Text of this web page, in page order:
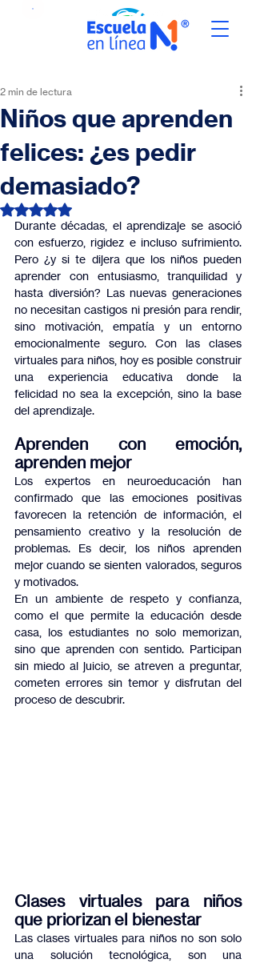
Niños que aprenden
felices: ¿es pedir
demasiado?
2 min de lectura
Obtuvo NaN de 5 estrellas.
Durante décadas, el aprendizaje se asoció
con esfuerzo, rigidez e incluso sufrimiento.
Pero ¿y si te dijera que los niños pueden
aprender con entusiasmo, tranquilidad y
hasta diversión? Las nuevas generaciones
no necesitan castigos ni presión para rendir,
sino motivación, empatía y un entorno
emocionalmente seguro. Con las clases
virtuales para niños, hoy es posible construir
una experiencia educativa donde la
felicidad no sea la excepción, sino la base
del aprendizaje.
Aprenden con emoción,
aprenden mejor
Los expertos en neuroeducación han
confirmado que las emociones positivas
favorecen la retención de información, el
pensamiento creativo y la resolución de
problemas. Es decir, los niños aprenden
mejor cuando se sienten valorados, seguros
y motivados.
En un ambiente de respeto y confianza,
como el que permite la educación desde
casa, los estudiantes no solo memorizan,
sino que aprenden con sentido. Participan
sin miedo al juicio, se atreven a preguntar,
cometen errores sin temor y disfrutan del
proceso de descubrir.
Clases virtuales para niños
que priorizan el bienestar
Las clases virtuales para niños no son solo
una solución tecnológica, son una